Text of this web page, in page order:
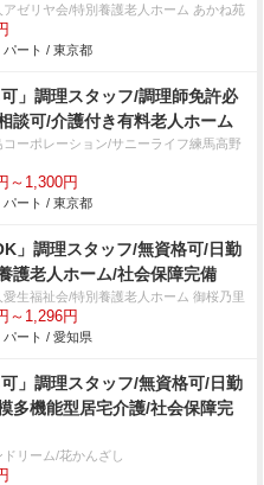
ゼリヤ会/特別養護老人ホーム あかね苑
パート / 東京都
可」調理スタッフ/調理師免許必
談可/介護付き有料老人ホーム
ーポレーション/サニーライフ練馬高野
～1,300円
パート / 東京都
」調理スタッフ/無資格可/日勤
護老人ホーム/社会保障完備
生福祉会/特別養護老人ホーム 御桜乃里
～1,296円
パート / 愛知県
可」調理スタッフ/無資格可/日勤
多機能型居宅介護/社会保障完
リーム/花かんざし